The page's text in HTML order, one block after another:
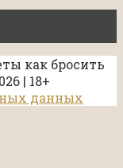
как бросить
| 18+
данных